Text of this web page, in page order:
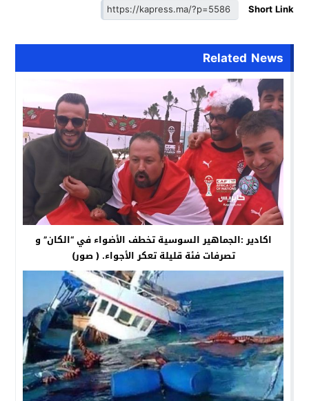
Short Link
Related News
اكادير :الجماهير السوسية تخطف الأضواء في “الكان” و
تصرفات فئة قليلة تعكر الأجواء. ( صور)